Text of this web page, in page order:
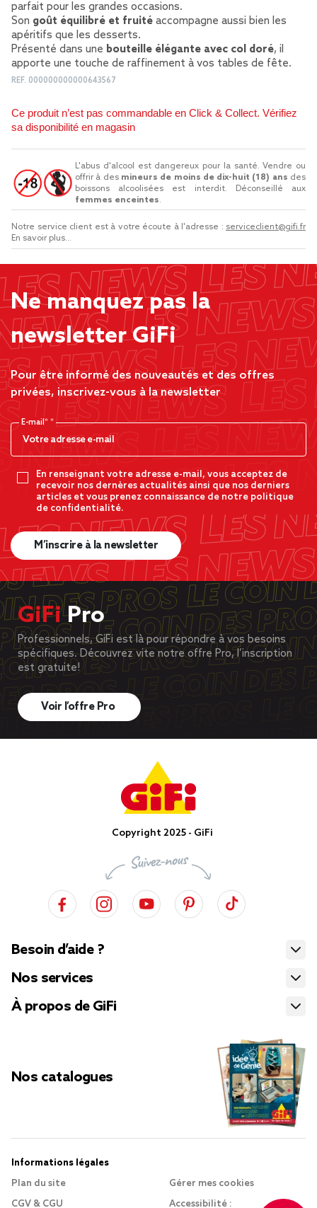
parfait pour les grandes occasions.
Son goût équilibré et fruité accompagne aussi bien les
apéritifs que les desserts.
Présenté dans une bouteille élégante avec col doré, il
apporte une touche de raffinement à vos tables de fête.
REF. 000000000000643567
Ce produit n’est pas commandable en Click & Collect. Vérifiez
sa disponibilité en magasin
L'abus d'alcool est dangereux pour la santé. Vendre ou
offrir à des mineurs de moins de dix-huit (18) ans des
boissons alcoolisées est interdit. Déconseillé aux
femmes enceintes.
Notre service client est à votre écoute à l'adresse : serviceclient@gifi.fr
En savoir plus...
Ne manquez pas la
newsletter GiFi
Pour être informé des nouveautés et des offres
privées, inscrivez-vous à la newsletter
E-mail*
En renseignant votre adresse e-mail, vous acceptez de
recevoir nos dernères actualités ainsi que nos derniers
articles et vous prenez connaissance de notre politique
de confidentialité.
M’inscrire à la newsletter
GiFiPro
Professionnels, GiFi est là pour répondre à vos besoins
spécifiques. Découvrez vite notre offre Pro, l’inscription
est gratuite!
Voir l’offre Pro
Copyright 2025 - GiFi
Besoin d’aide ?
Nos services
À propos de GiFi
Nos catalogues
Informations légales
Plan du site
CGV & CGU
Gérer mes cookies
Accessibilité :